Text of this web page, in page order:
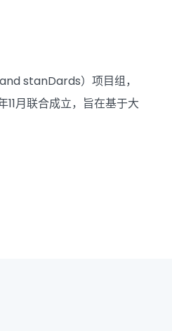
stanDards）项目组，
月联合成立，旨在基于大